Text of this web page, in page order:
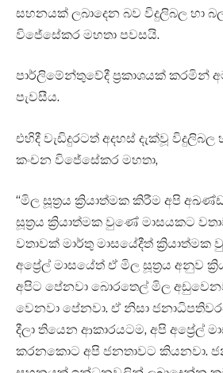
සහනයක් ලබාදෙන බව විදුලිබල හා
විජේසේකර මහතා පවසයි.
පාර්ලිමේන්තුවේදී ප්‍රකාශයක් කරමින්
පැවසීය.
එහිදී වැඩිදුරටත් අදහස් දැක්වූ විදුලිබල
කංචන විජේසේකර මහතා,
“මිල සූත්‍රය ක්‍රියාත්මක කිරීම අපි
සූත්‍රය ක්‍රියාත්මක වුණේ මාසයකට
වතාවක් මාර්තු මාසයේදීත් ක්‍රියාත්මක
අප්‍රේල් මාසයේත් ඒ මිල සූත්‍රය අනුව
අපිට පේනවා බොරතෙල් මිල
වෙනවා පේනවා. ඒ නිසා
දීලා තියෙන ආකාරයටම, අපි අප්‍රේල්
කරනකොට අපි ජනතාවට කියනවා.